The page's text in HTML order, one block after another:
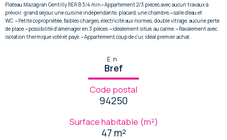
Plateau Mazagran Gentilly RER B 3/4 min~Appartement 2/3 pièces avec aucun travaux à
prévoir: grand séjour, une cuisine indépendante, placard, une chambre,~salle d'eau et
WC.~Petite copropriétée, faibles charges, électricité aux normes, double vitrage, aucune perte
de place,~possibilité d'aménager en 3 pièces ~idéalement situé, au calme.~Ravalement avec
isolation thermique voté et payé.~Appartement coup de c'ur, idéal premier achat.
En
Bref
Code postal
94250
Surface habitable (m²)
47 m²